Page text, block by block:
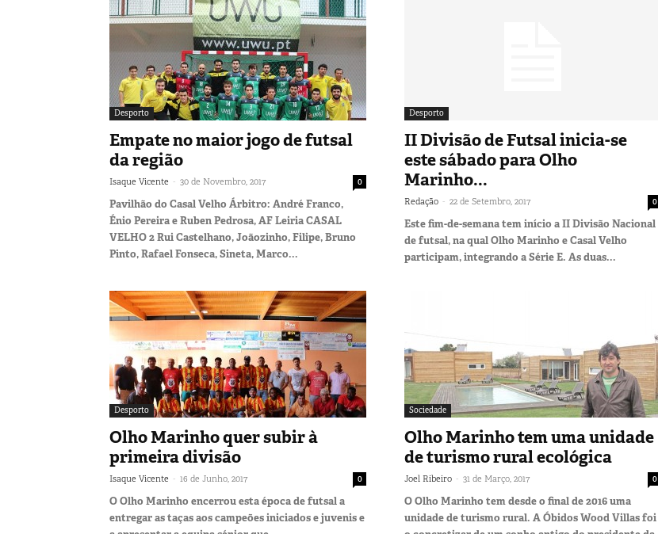
Desporto
Empate no maior jogo de futsal
da região
Isaque Vicente - 30 de Novembro, 2017 0
Pavilhão do Casal Velho Árbitro: André Franco,
Énio Pereira e Ruben Pedrosa, AF Leiria CASAL
VELHO 2 Rui Castelhano, Joãozinho, Filipe, Bruno
Pinto, Rafael Fonseca, Sineta, Marco...
Desporto
II Divisão de Futsal inicia-se
este sábado para Olho
Marinho...
Redação - 22 de Setembro, 2017 0
Este fim-de-semana tem início a II Divisão Nacional
de futsal, na qual Olho Marinho e Casal Velho
participam, integrando a Série E. As duas...
Desporto
Olho Marinho quer subir à
primeira divisão
Isaque Vicente - 16 de Junho, 2017 0
O Olho Marinho encerrou esta época de futsal a
entregar as taças aos campeões iniciados e juvenis e
Sociedade
Olho Marinho tem uma unidade
de turismo rural ecológica
Joel Ribeiro - 31 de Março, 2017 0
O Olho Marinho tem desde o final de 2016 uma
unidade de turismo rural. A Óbidos Wood Villas foi